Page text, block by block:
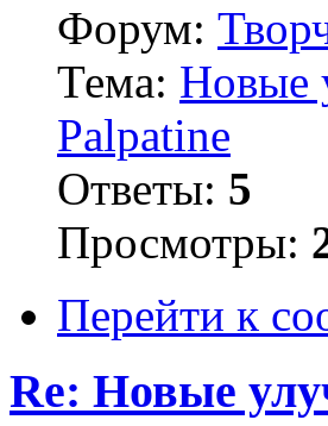
Форум:
Тема: Новые
Palpatine
Ответы: 5
Просмотры:
Перейти к
Re: Новые